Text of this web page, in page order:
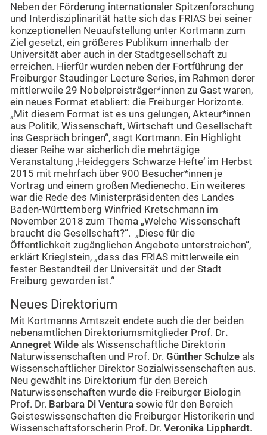
Neben der Förderung internationaler Spitzenforschung
und Interdisziplinarität hatte sich das FRIAS bei seiner
konzeptionellen Neuaufstellung unter Kortmann zum
Ziel gesetzt, ein größeres Publikum innerhalb der
Universität aber auch in der Stadtgesellschaft zu
erreichen. Hierfür wurden neben der Fortführung der
Freiburger Staudinger Lecture Series, im Rahmen derer
mittlerweile 29 Nobelpreisträger*innen zu Gast waren,
ein neues Format etabliert: die Freiburger Horizonte.
„Mit diesem Format ist es uns gelungen, Akteur*innen
aus Politik, Wissenschaft, Wirtschaft und Gesellschaft
ins Gespräch bringen“, sagt Kortmann. Ein Highlight
dieser Reihe war sicherlich die mehrtägige
Veranstaltung ‚Heideggers Schwarze Hefte‘ im Herbst
2015 mit mehrfach über 900 Besucher*innen je
Vortrag und einem großen Medienecho. Ein weiteres
war die Rede des Ministerpräsidenten des Landes
Baden-Württemberg Winfried Kretschmann im
November 2018 zum Thema „Welche Wissenschaft
braucht die Gesellschaft?“. „Diese für die
Öffentlichkeit zugänglichen Angebote unterstreichen“,
erklärt Krieglstein, „dass das FRIAS mittlerweile ein
fester Bestandteil der Universität und der Stadt
Freiburg geworden ist.“
Neues Direktorium
Mit Kortmanns Amtszeit endete auch die der beiden
nebenamtlichen Direktoriumsmitglieder Prof. Dr.
Annegret Wilde als Wissenschaftliche Direktorin
Naturwissenschaften und Prof. Dr. Günther Schulze als
Wissenschaftlicher Direktor Sozialwissenschaften aus.
Neu gewählt ins Direktorium für den Bereich
Naturwissenschaften wurde die Freiburger Biologin
Prof. Dr. Barbara Di Ventura sowie für den Bereich
Geisteswissenschaften die Freiburger Historikerin und
Wissenschaftsforscherin Prof. Dr. Veronika Lipphardt.